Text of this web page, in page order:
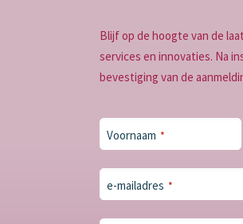
Blijf op de hoogte van de
services en innovaties. Na
bevestiging van de
Voornaam *
Number *
e-mailadres *